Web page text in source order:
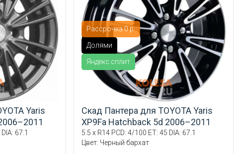
Yaris
67.1
Рассрочка 0 р.
Долями
Яндекс.сплит
Скад Пантера для TOYOTA Yaris
XP9Fa Hatchback 5d 2006–2011
5.5 x R14 PCD: 4/100 ET: 45 DIA: 67.1
Цвет: Черный бархат